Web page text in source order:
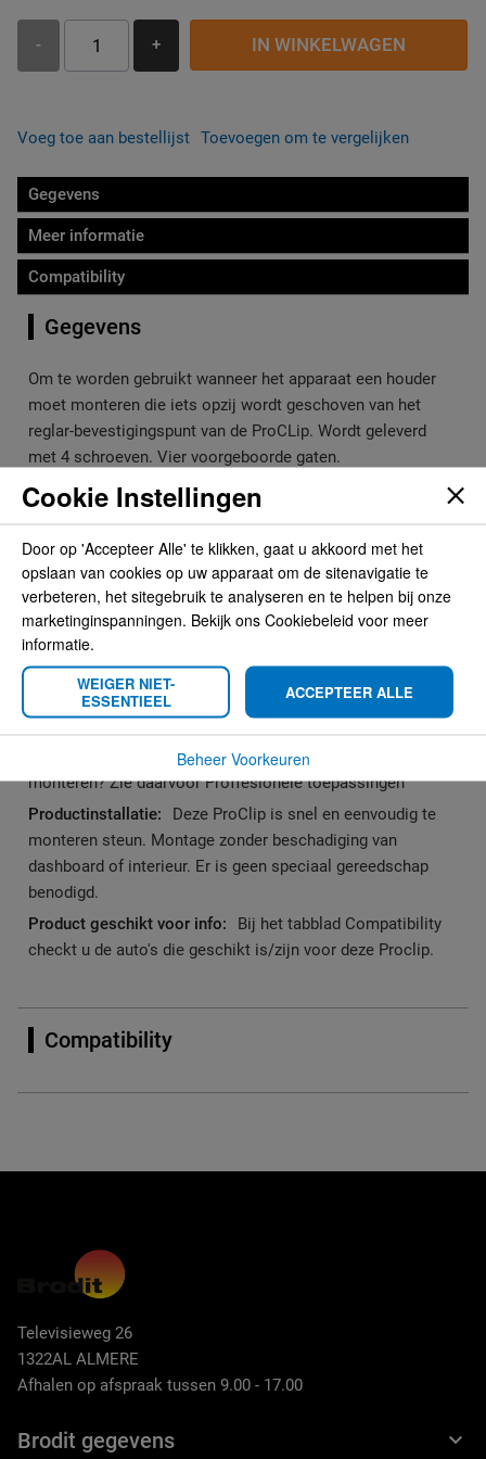
- + IN WINKELWAGEN
Voeg toe aan bestellijst Toevoegen om te vergelijken
Gegevens
Meer informatie
Compatibility
Gegevens
Om te worden gebruikt wanneer het apparaat een houder
moet monteren die iets opzij wordt geschoven van het
reglar-bevestigingspunt van de ProCLip. Wordt geleverd
met 4 schroeven. Vier voorgeboorde gaten.
Meer informatie
Meer
informatie
Brodit
7320282155780
8,95
Montage accessoire
zwart
AMPS
Grotere apparaten of zwaardere apparatuur
monteren? Zie daarvoor Proffesionele toepassingen
Deze ProClip is snel en eenvoudig te
monteren steun. Montage zonder beschadiging van
dashboard of interieur. Er is geen speciaal gereedschap
benodigd.
Bij het tabblad Compatibility
checkt u de auto's die geschikt is/zijn voor deze Proclip.
Compatibility
Televisieweg 26
1322AL ALMERE
Afhalen op afspraak tussen 9.00 - 17.00
Brodit gegevens
Cookie Instellingen
Door op 'Accepteer Alle' te klikken, gaat u akkoord met het
opslaan van cookies op uw apparaat om de sitenavigatie te
verbeteren, het sitegebruik te analyseren en te helpen bij onze
marketinginspanningen. Bekijk ons Cookiebeleid voor meer
informatie.
WEIGER NIET-
ESSENTIEEL
ACCEPTEER ALLE
Beheer Voorkeuren